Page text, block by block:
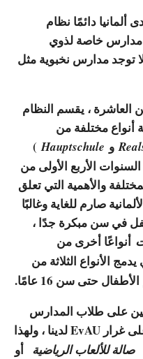
دائمًا نظام
مدارس خاصة لذوي
توجد مدارس نخبوية مثل
، يقسم النظام
أنواع مختلفة من
و Hauptschule
)
الأربع الأولى من
والأهمية التي تعلق
صارم للغاية وغالبًا
في سن مبكرة جدًا ،
أنواعًا أخرى من
يدمج الأنواع الثلاثة من
حتى سن 16 عامًا.
على طلاب المدارس
) ، على غرار EvAU لدينا ، ولهذا
صالة للألعاب الرياضية أو